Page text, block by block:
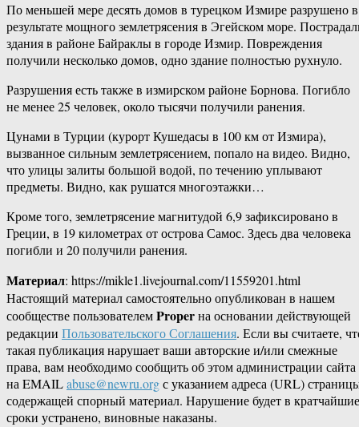
По меньшей мере десять домов в турецком Измире разрушено в
результате мощного землетрясения в Эгейском море.
здания в районе Байраклы в городе Измир. Повреждения
получили несколько домов, одно здание полностью рухнуло.
Разрушения есть также в измирском районе Борнова. Погибло
не менее 25 человек, около тысячи получили ранения.
Цунами в Турции (курорт Кушедасы в 100 км от Измира),
вызванное сильным землетрясением, попало на видео. Видно,
что улицы залиты большой водой, по течению уплывают
предметы. Видно, как рушатся многоэтажки…
Кроме того, землетрясение магнитудой 6,9 зафиксировано в
Греции, в 19 километрах от острова Самос. Здесь два человека
погибли и 20 получили ранения.
Материал: https://mikle1.livejournal.com/11559201.html
Настоящий материал самостоятельно опубликован в нашем
сообществе пользователемProperна основании действующей
редакции Пользовательского Соглашения. Если вы считаете,
такая публикация нарушает ваши авторские и/или смежные
права, вам необходимо сообщить об этом администрации сайта
на EMAILabuse@newru.orgс указанием адреса (URL)
содержащей спорный материал. Нарушение будет в кратчайшие
сроки устранено, виновные наказаны.